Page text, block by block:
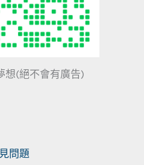
想(絕不會有廣告)
問題